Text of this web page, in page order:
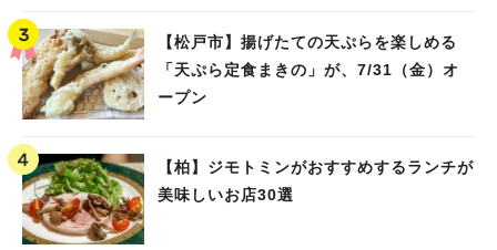
【松戸市】揚げたての天ぷらを楽しめる
「天ぷら定食まきの」が、7/31（金）オ
ープン
【柏】ジモトミンがおすすめするランチが
美味しいお店30選